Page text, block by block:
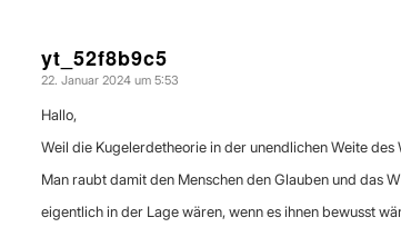
yt_52f8b9c5
sagte:
22. Januar 2024 um 5:53
Hallo,
Weil die Kugelerdetheorie in der unendlichen Weite
Man raubt damit den Menschen den Glauben und das
eigentlich in der Lage wären, wenn es ihnen bewusst